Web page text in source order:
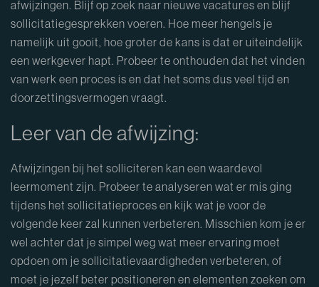
afwijzingen. Blijf op zoek naar nieuwe vacatures en blijf
sollicitatiegesprekken voeren. Hoe meer hengels je
namelijk uit gooit, hoe groter de kans is dat er uiteindelijk
een werkgever hapt. Probeer te onthouden dat het vinden
van werk een proces is en dat het soms dus veel tijd en
doorzettingsvermogen vraagt.
Leer van de afwijzing:
Afwijzingen bij het solliciteren kan een waardevol
leermoment zijn. Probeer te analyseren wat er mis ging
tijdens het sollicitatieproces en kijk wat je voor de
volgende keer zal kunnen verbeteren. Misschien kom je er
wel achter dat je simpel weg wat meer ervaring moet
opdoen om je sollicitatievaardigheden verbeteren, of
moet je jezelf beter positioneren en elementen zoeken om